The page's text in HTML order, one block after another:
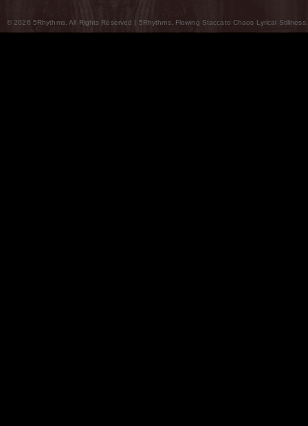
© 2026 5Rhythms. All Rights Reserved | 5Rhythms, Flowing Staccato Chaos Lyrical